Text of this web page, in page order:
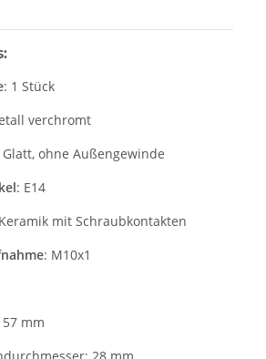
: 1 Stück
verchromt
Glatt, ohne Außengewinde
: E14
mit Schraubkontakten
: M10x1
mm